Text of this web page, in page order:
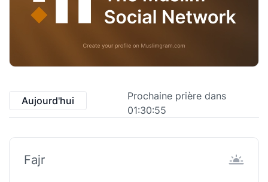
Aujourd'hui
Prochaine prière dans
01:30:55
Fajr